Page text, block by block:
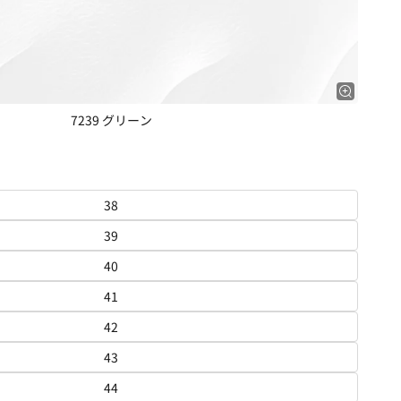
7239 グリーン
38
39
40
41
42
43
44